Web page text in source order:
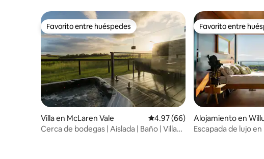
Favorito entre huéspedes
Favorito entre huéspedes
Villa en McLaren Vale Calificación promedio: 4.97 de 5,
4.97 (66)
Cerca de bodegas | Aislada | Baño | Villa
Favorito entre
Favorito entre
Alojamiento en
h
Escapada de lujo